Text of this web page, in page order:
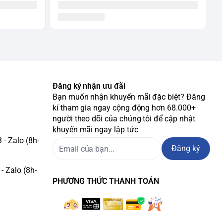
- Zalo (8h-
Zalo (8h-
Đăng ký nhận ưu đãi
Bạn muốn nhận khuyến mãi đặc biệt? Đăng
kí tham gia ngay cộng động hơn 68.000+
người theo dõi của chúng tôi để cập nhật
khuyến mãi ngay lập tức
Đăng ký
PHƯƠNG THỨC THANH TOÁN